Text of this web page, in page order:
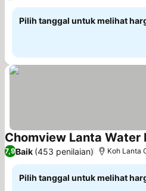
Pilih tanggal untuk melihat
Chomview Lanta Water
7,9Baik (453 penilaian) Koh Lanta
Pilih tanggal untuk melihat